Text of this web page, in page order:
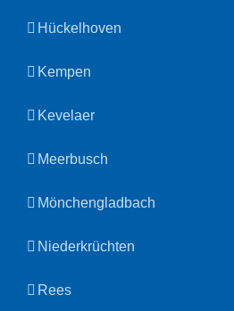
Hückelhoven
Kempen
Kevelaer
Meerbusch
Mönchengladbach
Niederkrüchten
Rees